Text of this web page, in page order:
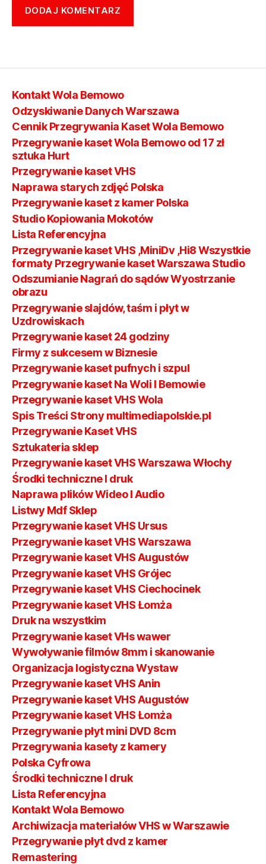
Kontakt Wola Bemowo
Odzyskiwanie Danych Warszawa
Cennik Przegrywania Kaset Wola Bemowo
Przegrywanie kaset Wola Bemowo od 17 zł
sztuka Hurt
Przegrywanie kaset VHS
Naprawa starych zdjęć Polska
Przegrywanie kaset z kamer Polska
Studio Kopiowania Mokotów
Lista Referencyjna
Przegrywanie kaset VHS ,MiniDv ,Hi8 Wszystkie
formaty Przegrywanie kaset Warszawa Studio
Odszumianie Nagrań do sądów Wyostrzanie
obrazu
Przegrywanie slajdów, taśm i płyt w
Uzdrowiskach
Przegrywanie kaset 24 godziny
Firmy z sukcesem w Biznesie
Przegrywanie kaset pufnych i szpul
Przegrywanie kaset Na Woli I Bemowie
Przegrywanie kaset VHS Wola
Spis Treści Strony multimediapolskie.pl
Przegrywanie Kaset VHS
Sztukateria sklep
Przegrywanie kaset VHS Warszawa Włochy
Środki techniczne I druk
Naprawa plików Wideo I Audio
Listwy Mdf Sklep
Przegrywanie kaset VHS Ursus
Przegrywanie kaset VHS Warszawa
Przegrywanie kaset VHS Augustów
Przegrywanie kaset VHS Grójec
Przegrywanie kaset VHS Ciechocinek
Przegrywanie kaset VHS Łomża
Druk na wszystkim
Przegrywanie kaset VHs wawer
Wywoływanie filmów 8mm i skanowanie
Organizacja logistyczna Wystaw
Przegrywanie kaset VHS Anin
Przegrywanie kaset VHS Augustów
Przegrywanie kaset VHS Łomża
Przegrywanie płyt mini DVD 8cm
Przegrywania kasety z kamery
Polska Cyfrowa
Środki techniczne I druk
Lista Referencyjna
Kontakt Wola Bemowo
Archiwizacja materiałów VHS w Warszawie
Przegrywanie płyt dvd z kamer
Remastering